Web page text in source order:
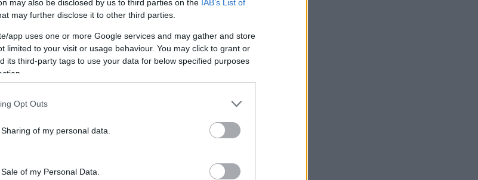
may also be disclosed by us to third parties on the IAB’s List of
may further disclose it to other third parties.
app uses one or more Google services and may gather and store
limited to your visit or usage behaviour. You may click to grant or
its third-party tags to use your data for below specified purposes
Opt Outs
of my personal data.
of my Personal Data.